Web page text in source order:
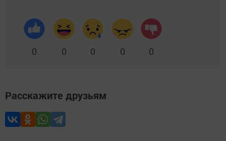
0 0 0 0 0
Расскажите друзьям